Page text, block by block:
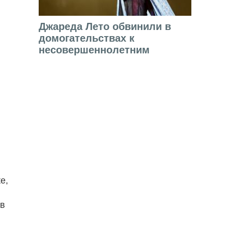
Джареда Лето обвинили в
домогательствах к
несовершеннолетним